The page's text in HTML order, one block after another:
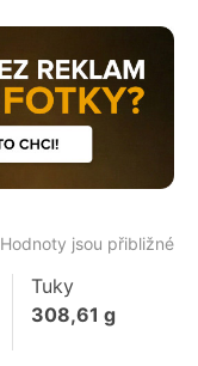
Hodnoty jsou přibližné
Tuky
308,61 g